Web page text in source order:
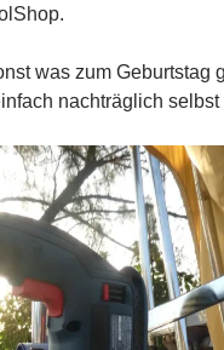
was zum Geburtstag
nachträglich selbst